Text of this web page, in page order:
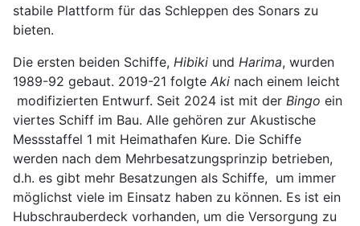
stabile Plattform für das Schleppen des Sonars zu
bieten.
Die ersten beiden Schiffe, Hibiki und Harima, wurden
1989-92 gebaut. 2019-21 folgte Aki nach einem leicht
modifizierten Entwurf. Seit 2024 ist mit der Bingo ein
viertes Schiff im Bau. Alle gehören zur Akustische
Messstaffel 1 mit Heimathafen Kure. Die Schiffe
werden nach dem Mehrbesatzungsprinzip betrieben,
d.h. es gibt mehr Besatzungen als Schiffe, um immer
möglichst viele im Einsatz haben zu können. Es ist ein
Hubschrauberdeck vorhanden, um die Versorgung zu